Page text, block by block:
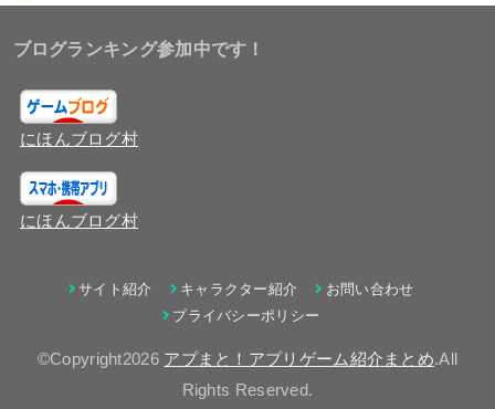
ブログランキング参加中です！
にほんブログ村
にほんブログ村
サイト紹介 キャラクター紹介
お問い合わせ
プライバシーポリシー
©Copyright2026 アプまと！アプリゲーム紹介まとめ.All
Rights Reserved.